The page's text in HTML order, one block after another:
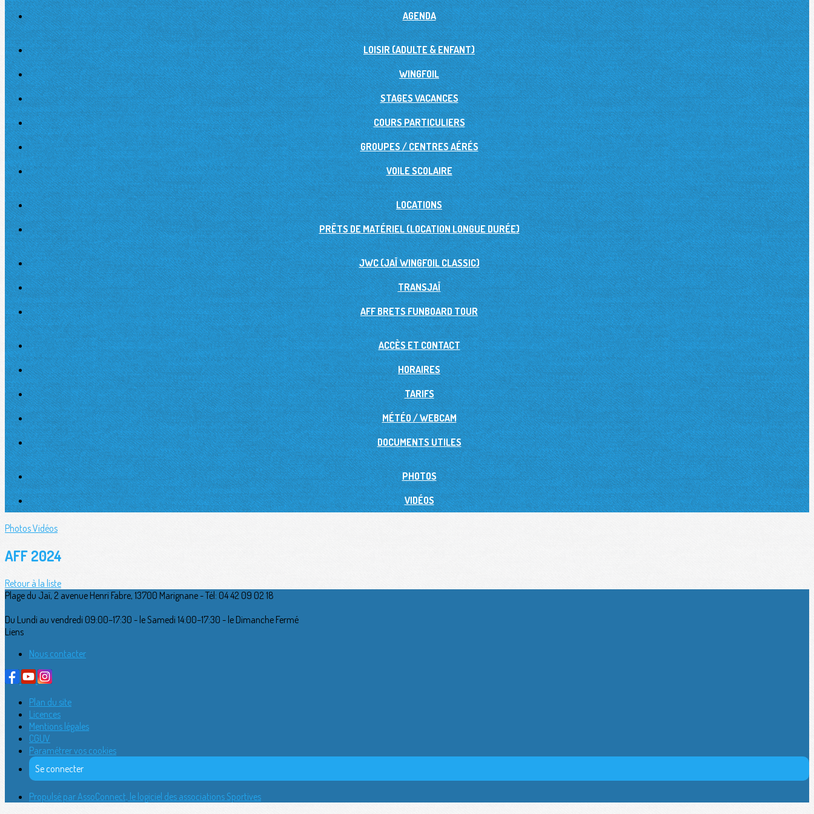
AGENDA
LOISIR (ADULTE & ENFANT)
WINGFOIL
STAGES VACANCES
COURS PARTICULIERS
GROUPES / CENTRES AÉRÉS
VOILE SCOLAIRE
LOCATIONS
PRÊTS DE MATÉRIEL (LOCATION LONGUE DURÉE)
JWC (JAÏ WINGFOIL CLASSIC)
TRANSJAÏ
AFF BRETS FUNBOARD TOUR
ACCÈS ET CONTACT
HORAIRES
TARIFS
MÉTÉO / WEBCAM
DOCUMENTS UTILES
PHOTOS
VIDÉOS
PhotosVidéos
AFF 2024
Retour à la liste
Plage du Jaï, 2 avenue Henri Fabre, 13700 Marignane - Tél: 04 42 09 02 18
Du Lundi au vendredi 09:00–17:30 - le Samedi 14:00–17:30 - le Dimanche Fermé
Liens
Nous contacter
Plan du site
Licences
Mentions légales
CGUV
Paramétrer vos cookies
Se connecter
Propulsé par AssoConnect, le logiciel des associations Sportives